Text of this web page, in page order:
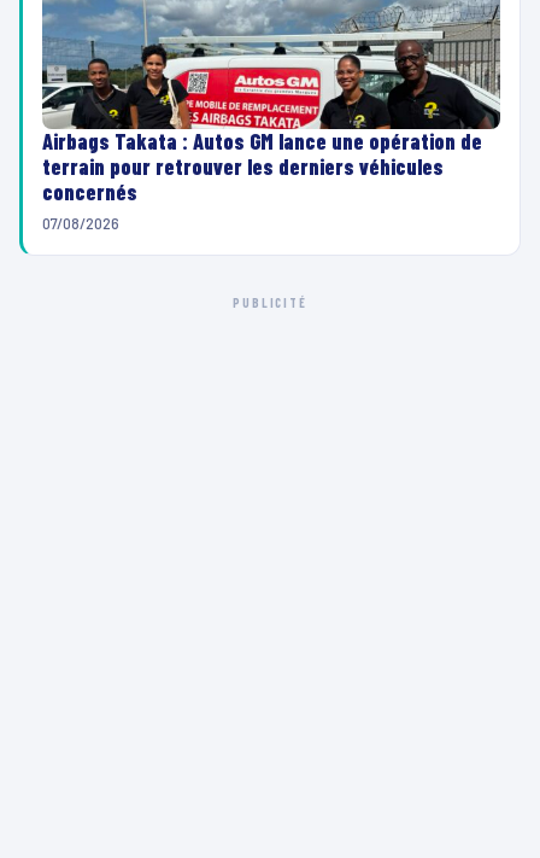
Airbags Takata : Autos GM lance une opération de
terrain pour retrouver les derniers véhicules
concernés
07/08/2026
PUBLICITÉ